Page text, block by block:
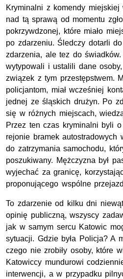
Kryminalni z komendy
nad tą sprawą od momentu
pokrzywdzonej, które miało
po zdarzeniu. Śledczy dotarli
zdarzenia, ale tez do
wytypowali i ustalili dane
związek z tym przestępstwem.
policjantom, miał wcześniej
jednej ze śląskich drużyn. Po
się w różnych miejscach,
Przez ten czas kryminalni byli
rejonie bramek autostradowych
do zatrzymania samochodu,
poszukiwany. Mężczyzna był
wyjechać za granicę,
proponującego wspólne
To zdarzenie od kilku dni
opinię publiczną, wszyscy
jak w samym sercu Katowic
sytuacji. Gdzie była Policja? A
czego nie zrobiły osoby, które
Katowiccy mundurowi
interwencji, a w przypadku